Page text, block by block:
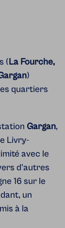
(La Fourche,
)
quartiers
Gargan,
Livry-
avec le
d'autres
16 sur le
un
à la